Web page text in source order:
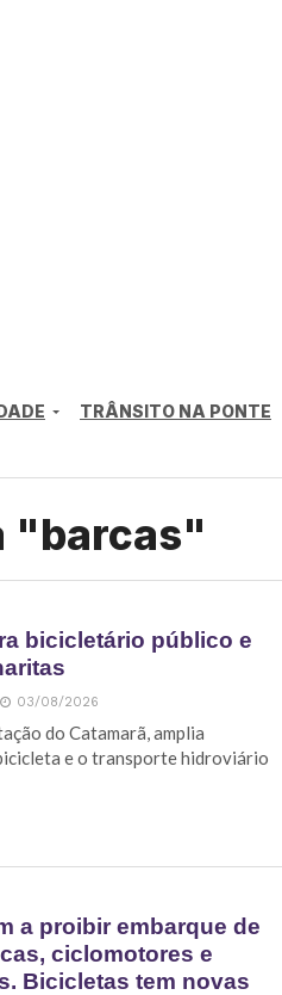
TRÂNSITO NA PONTE
"barcas"
bicicletário público e
03/08/2026
do Catamarã, amplia
e o transporte hidroviário
a proibir embarque de
ciclomotores e
Bicicletas tem novas